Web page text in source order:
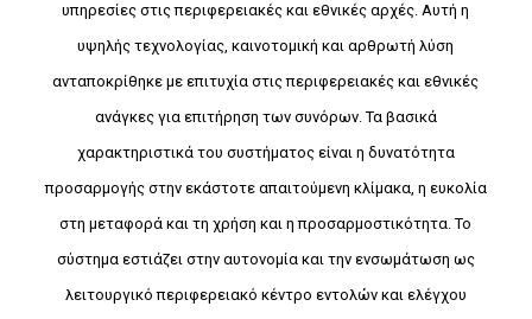
υπηρεσίες στις περιφερειακές και εθνικές αρχές. Αυτή η
υψηλής τεχνολογίας, καινοτομική και αρθρωτή λύση
ανταποκρίθηκε με επιτυχία στις περιφερειακές και εθνικές
ανάγκες για επιτήρηση των συνόρων. Τα βασικά
χαρακτηριστικά του συστήματος είναι η δυνατότητα
προσαρμογής στην εκάστοτε απαιτούμενη κλίμακα, η ευκολία
στη μεταφορά και τη χρήση και η προσαρμοστικότητα. Το
σύστημα εστιάζει στην αυτονομία και την ενσωμάτωση ως
λειτουργικό περιφερειακό κέντρο εντολών και ελέγχου